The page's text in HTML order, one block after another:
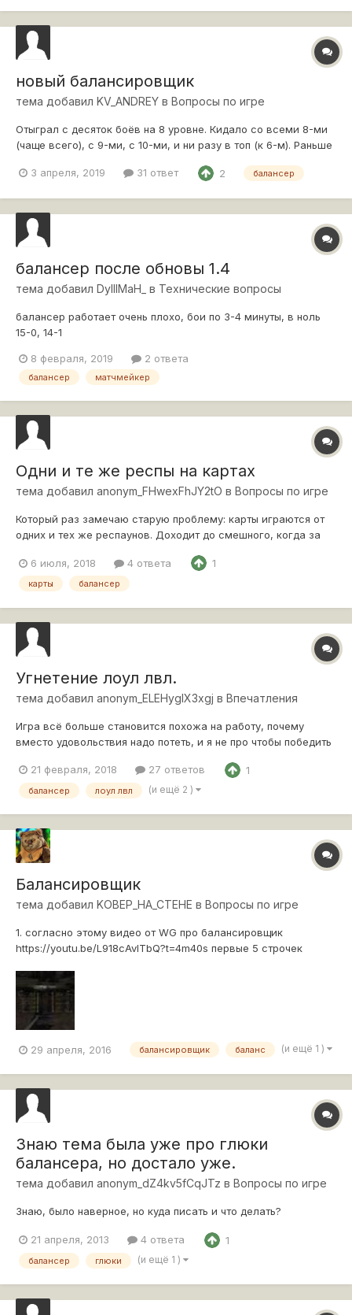
новый балансировщик
тема добавил KV_ANDREY в Вопросы по игре
Отыграл с десяток боёв на 8 уровне. Кидало со всеми 8-ми
(чаще всего), с 9-ми, с 10-ми, и ни разу в топ (к 6-м). Раньше
быть? Почему не предупредили, а только написали, что
3 апреля, 2019 31 ответ 2 балансер
балансер после обновы 1.4
тема добавил DyIIIMaH_ в Технические вопросы
балансер работает очень плохо, бои по 3-4 минуты, в ноль
15-0, 14-1
8 февраля, 2019 2 ответа
балансер матчмейкер
Одни и те же респы на картах
тема добавил anonym_FHwexFhJY2tO в Вопросы по игре
Который раз замечаю старую проблему: карты играются от
одних и тех же респаунов. Доходит до смешного, когда за
Рыбацкая Бухта от нижней. Вроде разнообразие в выдаче
карт балансером появилось, однако этот момент немного
6 июля, 2018 4 ответа 1
карты балансер
Угнетение лоул лвл.
тема добавил anonym_ELEHyglX3xgj в Впечатления
Игра всё больше становится похожа на работу, почему
вместо удовольствия надо потеть, и я не про чтобы победить
Сегодня откатал 20 боёв на технике 7-8лвл, и только раз
попал в одноуровневый бой, это просто безумие 20 боёв, и
21 февраля, 2018 27 ответов 1
балансер лоул лвл (и ещё 2 )
Балансировщик
тема добавил KOBEP_HA_CTEHE в Вопросы по игре
1. согласно этому видео от WG про балансировщик
https://youtu.be/L918cAvlTbQ?t=4m40s первые 5 строчек
уровни не совпадают. А если учесть, что у всех девятых и
десятых уровней одинаковый балансный множитель вне
зависимости от класса техники, то как...
29 апреля, 2016 балансировщик баланс (и ещё 1 )
Знаю тема была уже про глюки
балансера, но достало уже.
тема добавил anonym_dZ4kv5fCqJTz в Вопросы по игре
Знаю, было наверное, но куда писать и что делать?
21 апреля, 2013 4 ответа 1
балансер глюки (и ещё 1 )